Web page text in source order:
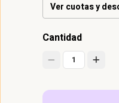
Ver cuotas y
Cantidad
1